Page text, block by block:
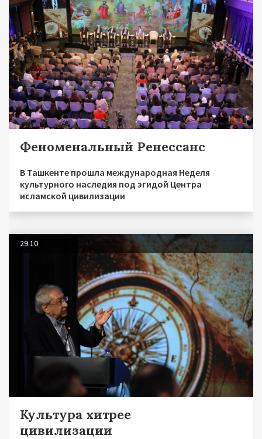
Феноменальный Ренессанс
В Ташкенте прошла международная Неделя
культурного наследия под эгидой Центра
исламской цивилизации
29.10
Культура хитрее
цивилизации